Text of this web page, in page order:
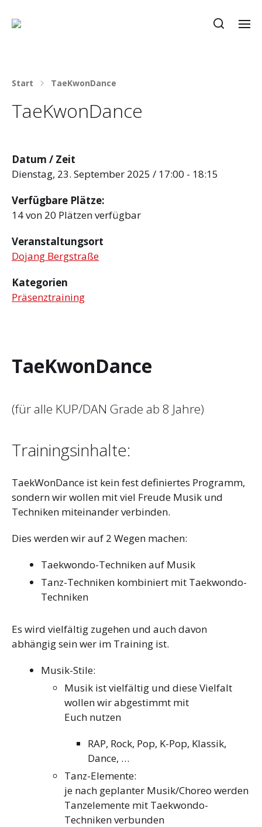
Start TaeKwonDance
TaeKwonDance
Datum / Zeit
Dienstag, 23. September 2025 / 17:00 - 18:15
Verfügbare Plätze:
14 von 20 Plätzen verfügbar
Veranstaltungsort
Dojang Bergstraße
Kategorien
Präsenztraining
TaeKwonDance
(für alle KUP/DAN Grade ab 8 Jahre)
Trainingsinhalte:
TaekWonDance ist kein fest definiertes Programm,
sondern wir wollen mit viel Freude Musik und
Techniken miteinander verbinden.
Dies werden wir auf 2 Wegen machen:
Taekwondo-Techniken auf Musik
Tanz-Techniken kombiniert mit Taekwondo-
Techniken
Es wird vielfältig zugehen und auch davon
abhängig sein wer im Training ist.
Musik-Stile:
Musik ist vielfältig und diese Vielfalt
wollen wir abgestimmt mit
Euch nutzen
RAP, Rock, Pop, K-Pop, Klassik,
Dance, …
Tanz-Elemente:
je nach geplanter Musik/Choreo werden
Tanzelemente mit Taekwondo-
Techniken verbunden